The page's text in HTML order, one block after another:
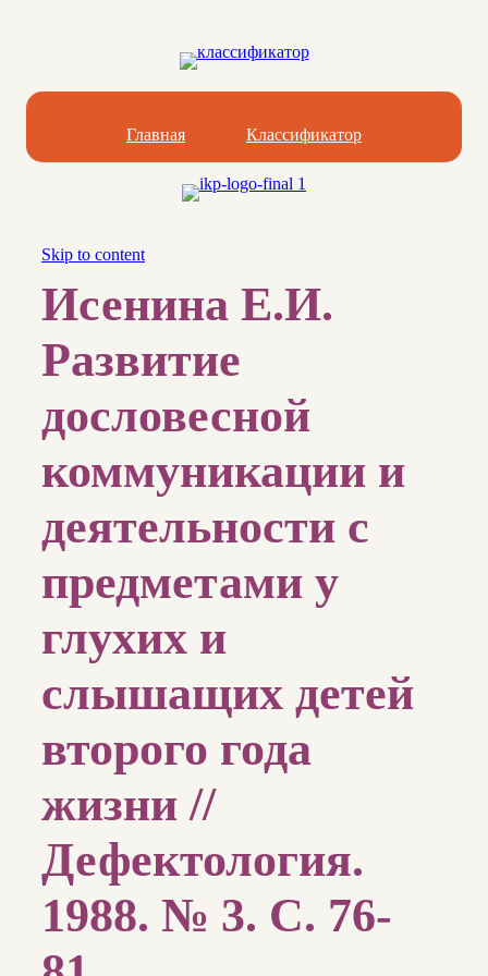
Главная Классификатор
Skip to content
Исенина Е.И.
Развитие
дословесной
коммуникации и
деятельности с
предметами у
глухих и
слышащих детей
второго года
жизни //
Дефектология.
1988. № 3. С. 76-